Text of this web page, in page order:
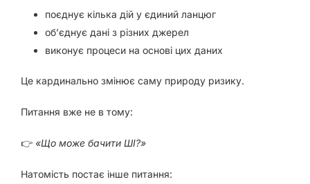
поєднує кілька дій у єдиний ланцюг
об’єднує дані з різних джерел
виконує процеси на основі цих даних
Це кардинально змінює саму природу ризику.
Питання вже не в тому:
👉 «Що може бачити ШІ?»
Натомість постає інше питання: